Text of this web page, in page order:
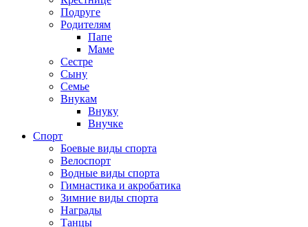
Подруге
Родителям
Папе
Маме
Сестре
Сыну
Семье
Внукам
Внуку
Внучке
Спорт
Боевые виды спорта
Велоспорт
Водные виды спорта
Гимнастика и акробатика
Зимние виды спорта
Награды
Танцы